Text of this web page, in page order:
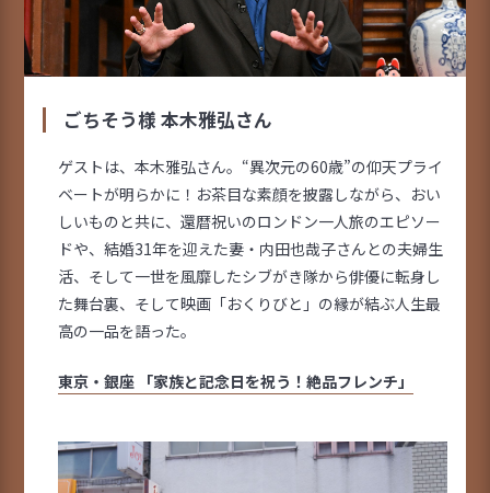
ごちそう様 本木雅弘さん
ゲストは、本木雅弘さん。“異次元の60歳”の仰天プライ
ベートが明らかに！お茶目な素顔を披露しながら、おい
しいものと共に、還暦祝いのロンドン一人旅のエピソー
ドや、結婚31年を迎えた妻・内田也哉子さんとの夫婦生
活、そして一世を風靡したシブがき隊から俳優に転身し
た舞台裏、そして映画「おくりびと」の縁が結ぶ人生最
高の一品を語った。
東京・銀座 「家族と記念日を祝う！絶品フレンチ」